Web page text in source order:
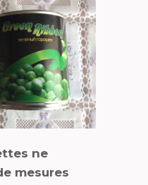
ne
mesures